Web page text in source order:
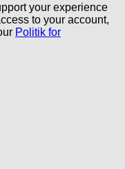
your experience
to your account,
Politik for